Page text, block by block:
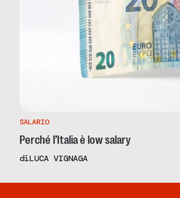
SALARIO
Perché l’Italia è low salary
diLUCA VIGNAGA